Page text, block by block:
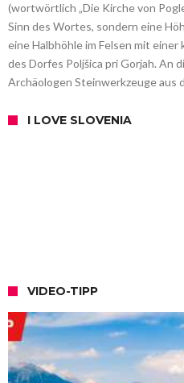
(wortwörtlich „Die Kirche von
Sinn des Wortes, sondern eine
eine Halbhöhle im Felsen mit
des Dorfes Poljšica pri Gorjah. An
Archäologen Steinwerkzeuge
I LOVE SLOVENIA
VIDEO-TIPP